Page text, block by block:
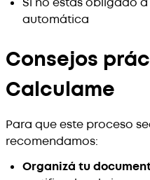
automática
Consejos
Calculame
Para que este proceso
recomendamos:
Organizá tu